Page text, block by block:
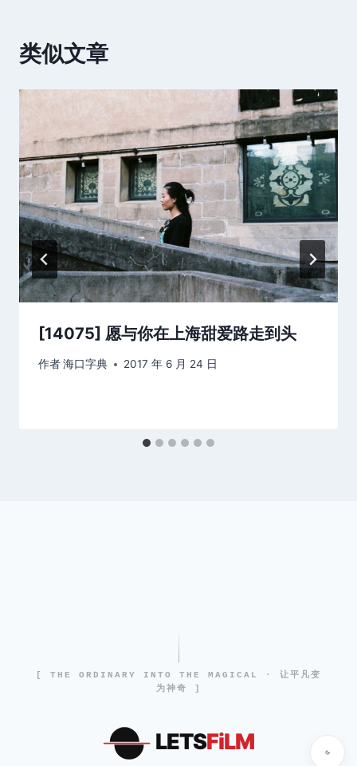
类似文章
[14075] 愿与你在上海甜爱路走到头
作者海口字典 2017 年 6 月 24 日
[ THE ORDINARY INTO THE MAGICAL · 让平凡变
为神奇 ]
LETSFiLM